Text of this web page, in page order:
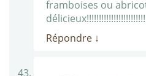
framboises ou
Répondre ↓